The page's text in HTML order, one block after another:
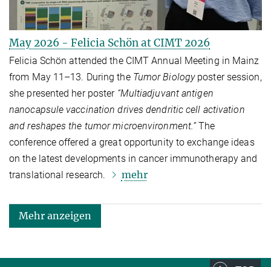
May 2026 - Felicia Schön at CIMT 2026
Felicia Schön attended the CIMT Annual Meeting in Mainz
from May 11–13. During the Tumor Biologyposter session,
she presented her poster “Multiadjuvant antigen
nanocapsule vaccination drives dendritic cell activation
and reshapes the tumor microenvironment.”The
conference offered a great opportunity to exchange ideas
on the latest developments in cancer immunotherapy and
translational research.
mehr
Mehr anzeigen